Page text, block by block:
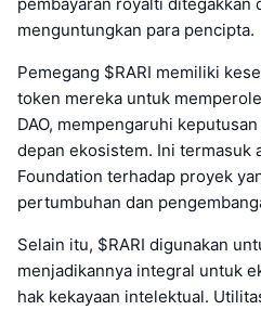
menguntungkan para pencipta.
Pemegang $RARI memiliki
token mereka untuk
DAO, mempengaruhi
depan ekosistem. Ini termasuk
Foundation terhadap proyek
pertumbuhan dan
Selain itu, $RARI digunakan
menjadikannya integral untuk
hak kekayaan intelektual.